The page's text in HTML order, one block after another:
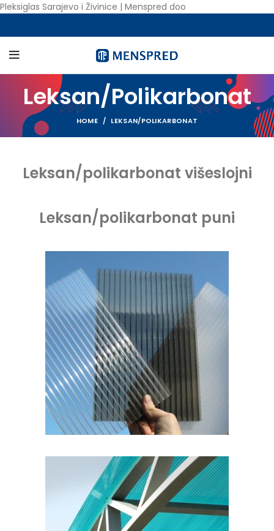
Pleksiglas Sarajevo i Živinice | Menspred doo
Leksan/Polikarbonat
HOME LEKSAN/POLIKARBONAT
Leksan/polikarbonat višeslojni
Leksan/polikarbonat puni